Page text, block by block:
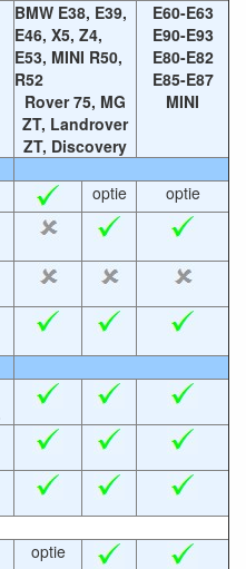
BMW E38, E39,
E46, X5, Z4,
E53, MINI R50,
R52
Rover 75, MG
ZT, Landrover
ZT, Discovery
E60-E63
E90-E93
E80-E82
E85-E87
MINI
optie optie
optie